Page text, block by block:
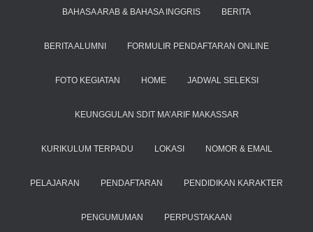
BAHASA ARAB & BAHASA INGGRIS BERITA
BERITA ALUMNI FORMULIR PENDAFTARAN ONLINE
FOTO KEGIATAN HOME JADWAL SELEKSI
KEUNGGULAN SDIT MA’ARIF MAKASSAR
KURIKULUM TERPADU LOKASI NOMOR & EMAIL
PELAJARAN PENDAFTARAN PENDIDIKAN KARAKTER
PENGUMUMAN PERPUSTAKAAN